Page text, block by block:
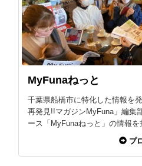
MyFunaねっと
千葉県船橋市に特化した情報を
再発見!!マガジンMyFuna」編集
ース「MyFunaねっと」の情報を
プ